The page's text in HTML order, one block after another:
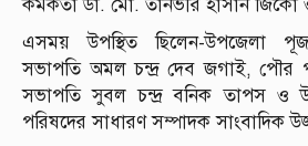
কর্মকর্তা ডা. মো. তানভীর হাসান জিকো
এসময় উপস্থিত ছিলেন-উপজেলা
সভাপতি অমল চন্দ্র দেব জগাই, পৌর
সভাপতি সুবল চন্দ্র বনিক তাপস ও
পরিষদের সাধারণ সম্পাদক সাংবাদিক